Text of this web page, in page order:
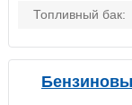
Топливный бак: